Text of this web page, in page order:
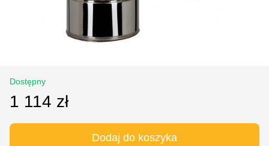
Dostępny
1 114 zł
Dodaj do koszyka